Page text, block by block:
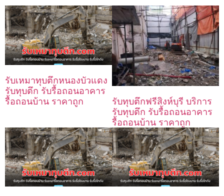
รับเหมาทุบตึกหนองบัวแดง
รับทุบตึก รับรื้อถอนอาคาร
รื้อถอนบ้าน ราคาถูก
รับทุบตึกฟรีสิงห์บุรี บริการ
รับทุบตึก รับรื้อถอนอาคาร
รื้อถอนบ้าน ราคาถูก